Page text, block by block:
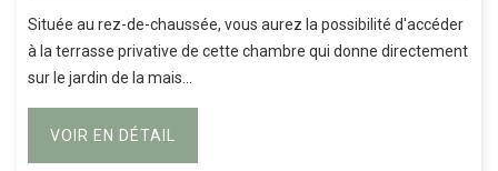
Située au rez-de-chaussée, vous aurez la possibilité d'accéder
à la terrasse privative de cette chambre qui donne directement
sur le jardin de la mais...
VOIR EN DÉTAIL